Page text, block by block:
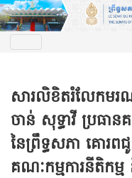
សារលិខិតរំលែកមរ
ចាន់​ សុទ្ធា​វី​ ប្រធា
នៃព្រឹទ្ធសភា គោរព
គណៈកម្មការនីតិកម្